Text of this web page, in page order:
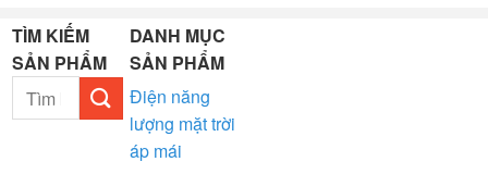
TÌM KIẾM
SẢN PHẨM
kiếm:
DANH MỤC
SẢN PHẨM
Điện năng
lượng mặt trời
áp mái